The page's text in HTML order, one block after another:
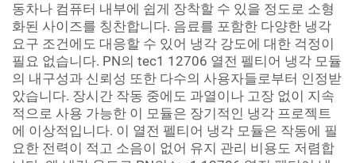
동차나 컴퓨터 내부에 쉽게 장착할 수 있을 정도로 소형
화된 사이즈를 칭찬합니다. 음료를 포함한 다양한 냉각
요구 조건에도 대응할 수 있어 냉각 강도에 대한 걱정이
필요 없습니다. PN의 tec1 12706 열전 펠티어 냉각 모듈
의 내구성과 신뢰성 또한 다수의 사용자들로부터 인정받
았습니다. 장시간 작동 중에도 과열이나 고장 없이 지속
적으로 사용 가능한 이 모듈은 장기적인 냉각 프로젝트
에 이상적입니다. 이 열전 펠티어 냉각 모듈은 작동에 필
요한 전력이 적고 소음이 없어 유지 관리 비용도 저렴합